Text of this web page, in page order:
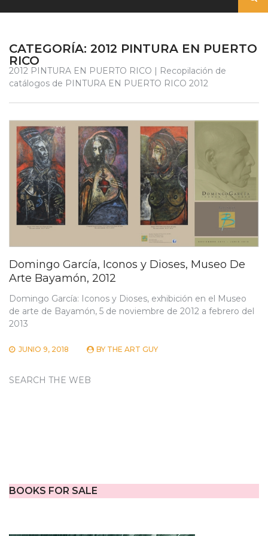
CATEGORÍA: 2012 PINTURA EN PUERTO
RICO
2012 PINTURA EN PUERTO RICO | Recopilación de
catálogos de PINTURA EN PUERTO RICO 2012
Domingo García, Iconos y Dioses, Museo De
Arte Bayamón, 2012
Domingo García: Iconos y Dioses, exhibición en el Museo
de arte de Bayamón, 5 de noviembre de 2012 a febrero del
2013
JUNIO 9, 2018 BY THE ART GUY
SEARCH THE WEB
BOOKS FOR SALE